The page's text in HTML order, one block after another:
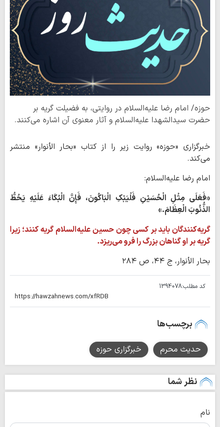
حوزه/ امام رضا علیه‌السلام در روایتی، به فضیلت گریه بر
حضرت سیدالشهدا علیه‌السلام و آثار معنوی آن اشاره می‌کنند.
خبرگزاری «حوزه» روایت زیر را از کتاب «بحار الأنوار» منتشر
می‌کند.
امام رضا علیه‌السلام:
«فَعَلَی مِثْلِ الْحُسَیْنِ فَلْیَبْکِ الْبَاکُونَ، فَإِنَّ الْبُکَاءَ عَلَیْهِ یَحُطُّ
الذُّنُوبَ الْعِظَامَ.»
گریه‌کنندگان باید بر کسی چون حسین علیه‌السلام گریه کنند؛ زیرا
گریه بر او گناهان بزرگ را فرو می‌ریزد.
بحار الأنوار، ج ۴۴، ص ۲۸۴
کد مطلب:1394078
برچسب‌ها
حدیث محرم خبرگزاری حوزه
نظر شما
نام